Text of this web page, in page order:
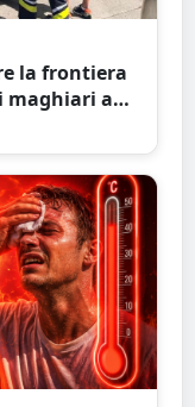
la frontiera
maghiari au